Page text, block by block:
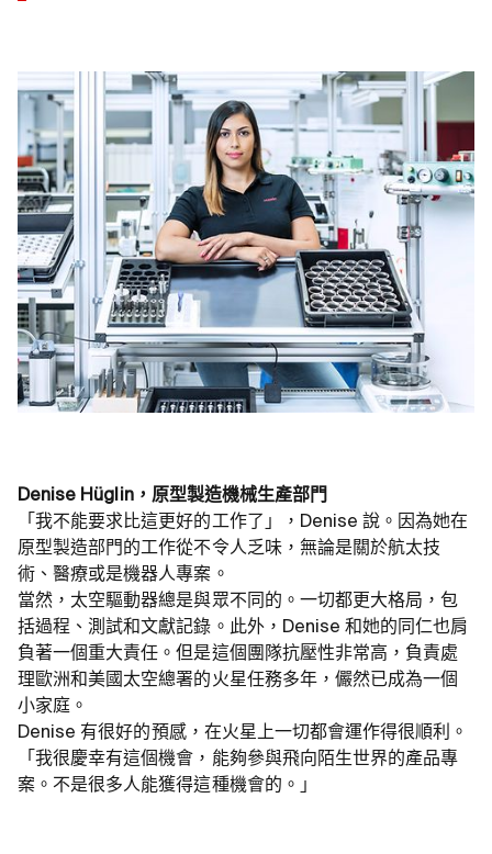
Denise Hüglin，原型製造機械生產部門
「我不能要求比這更好的工作了」，Denise 說。因為她在
原型製造部門的工作從不令人乏味，無論是關於航太技
術、醫療或是機器人專案。
當然，太空驅動器總是與眾不同的。一切都更大格局，包
括過程、測試和文獻記錄。此外，Denise 和她的同仁也肩
負著一個重大責任。但是這個團隊抗壓性非常高，負責處
理歐洲和美國太空總署的火星任務多年，儼然已成為一個
小家庭。
Denise 有很好的預感，在火星上一切都會運作得很順利。
「我很慶幸有這個機會，能夠參與飛向陌生世界的產品專
案。不是很多人能獲得這種機會的。」